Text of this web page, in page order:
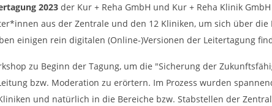
2023 der Kur + Reha GmbH und Kur + Reha Klinik
aus der Zentrale und den 12 Kliniken, um sich über
einigen rein digitalen (Online-)Versionen der Leitertagung
zu Beginn der Tagung, um die "Sicherung der
bzw. Moderation zu erörtern. Im Prozess wurden
und natürlich in die Bereiche bzw. Stabstellen der